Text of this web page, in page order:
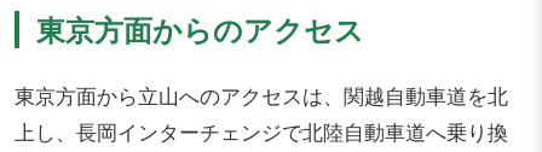
東京方面からのアクセス
東京方面から立山へのアクセスは、関越自動車道を北
上し、長岡インターチェンジで北陸自動車道へ乗り換